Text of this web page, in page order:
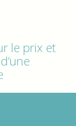
le prix et